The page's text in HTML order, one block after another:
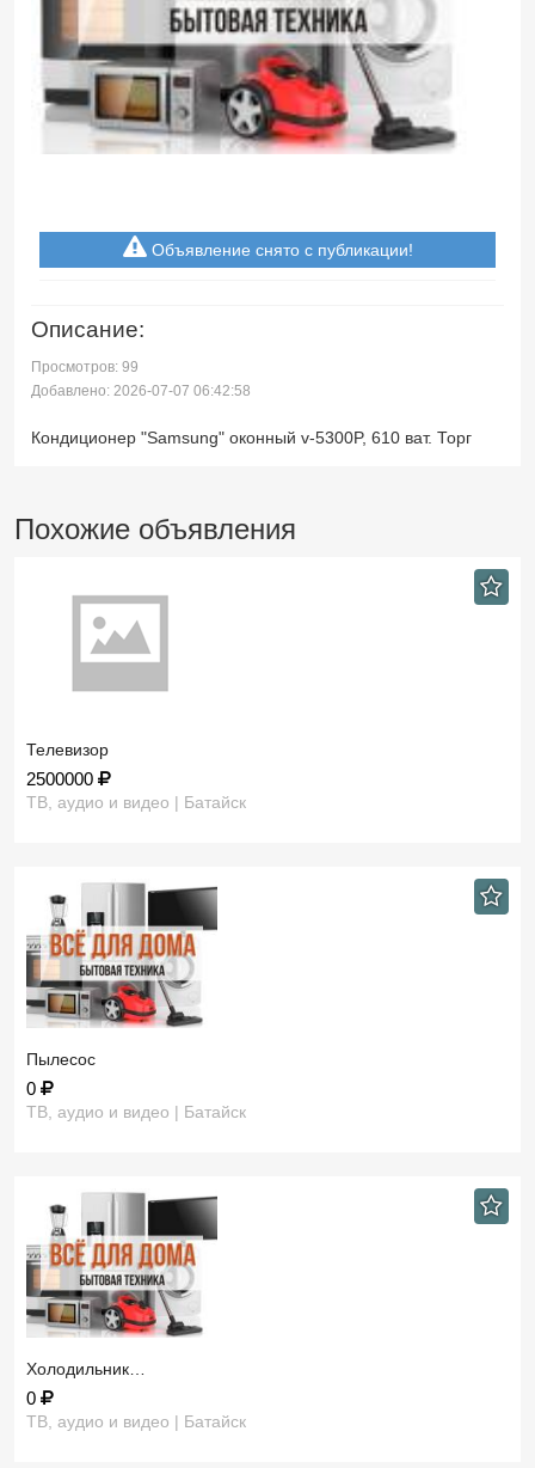
Объявление снято с публикации!
Описание:
Просмотров: 99
Добавлено: 2026-07-07 06:42:58
Кондиционер "Samsung" оконный v-5300P, 610 ват. Торг
Похожие объявления
Телевизор
2500000
ТВ, аудио и видео | Батайск
Пылесос
0
ТВ, аудио и видео | Батайск
Холодильник…
0
ТВ, аудио и видео | Батайск